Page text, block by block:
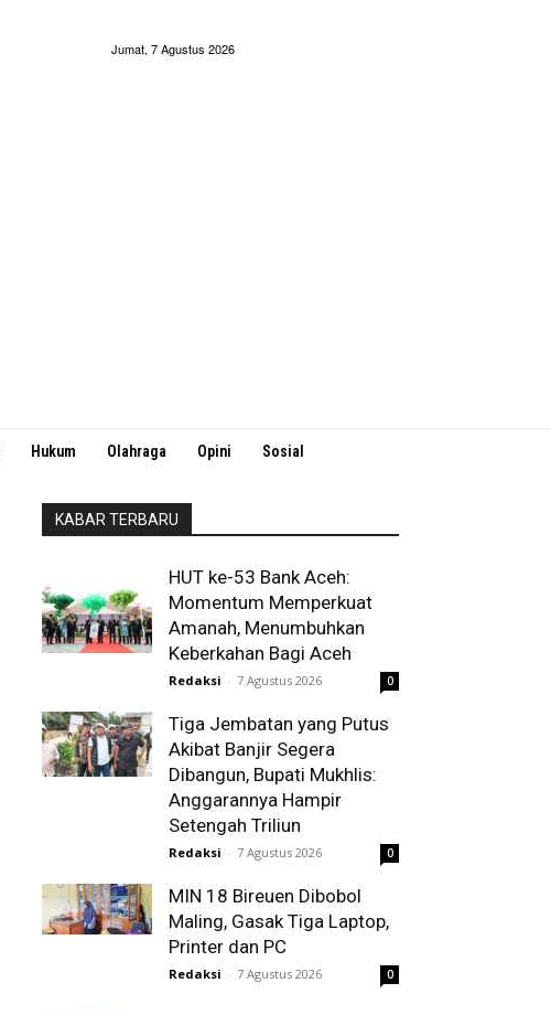
Jumat, 7 Agustus 2026
Hukum Olahraga Opini Sosial
KABAR TERBARU
HUT ke-53 Bank Aceh:
Momentum Memperkuat
Amanah, Menumbuhkan
Keberkahan Bagi Aceh
Redaksi - 7 Agustus 2026 0
Tiga Jembatan yang Putus
Akibat Banjir Segera
Dibangun, Bupati Mukhlis:
Anggarannya Hampir
Setengah Triliun
Redaksi - 7 Agustus 2026 0
MIN 18 Bireuen Dibobol
Maling, Gasak Tiga Laptop,
Printer dan PC
Redaksi - 7 Agustus 2026 0